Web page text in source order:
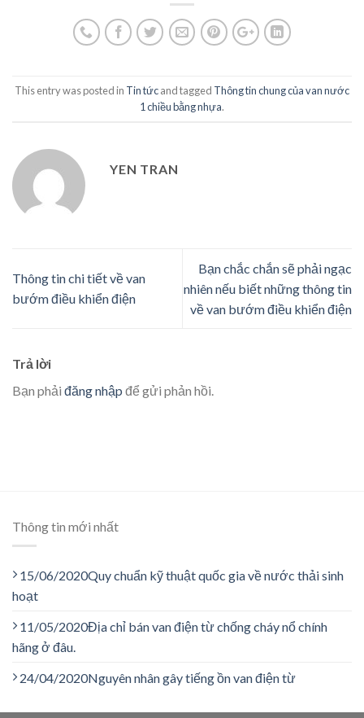
This entry was posted in Tin tứcand tagged Thông tin chung của van nước
1 chiều bằng nhựa.
YEN TRAN
Thông tin chi tiết về van
bướm điều khiển điện
Bạn chắc chắn sẽ phải ngạc
nhiên nếu biết những thông tin
về van bướm điều khiển điện
Trả lời
Bạn phải đăng nhập để gửi phản hồi.
Thông tin mới nhất
15/06/2020Quy chuẩn kỹ thuật quốc gia về nước thải sinh
hoạt
11/05/2020Địa chỉ bán van điện từ chống cháy nổ chính
hãng ở đâu.
24/04/2020Nguyên nhân gây tiếng ồn van điện từ